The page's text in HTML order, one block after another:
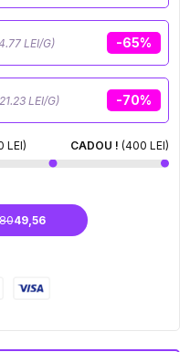
-65%
LEI/G)
-70%
LEI/G)
LEI) CADOU ! (400 LEI)
49,56